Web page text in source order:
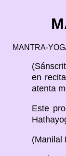
MANTRA-
en
atenta
Este
(Manilal